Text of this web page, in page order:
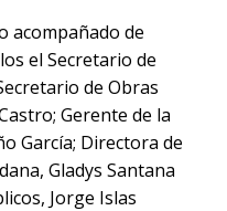
acompañado de
el Secretario de
de Obras
Gerente de la
García; Directora de
Gladys Santana
Jorge Islas